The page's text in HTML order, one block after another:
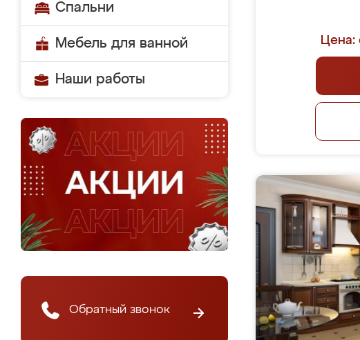
Спальни
Мебель для ванной
Наши работы
Обратный звонок
Цена: